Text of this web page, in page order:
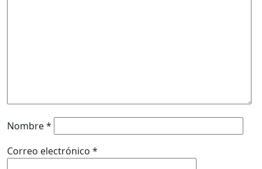
Nombre*
Correo electrónico *